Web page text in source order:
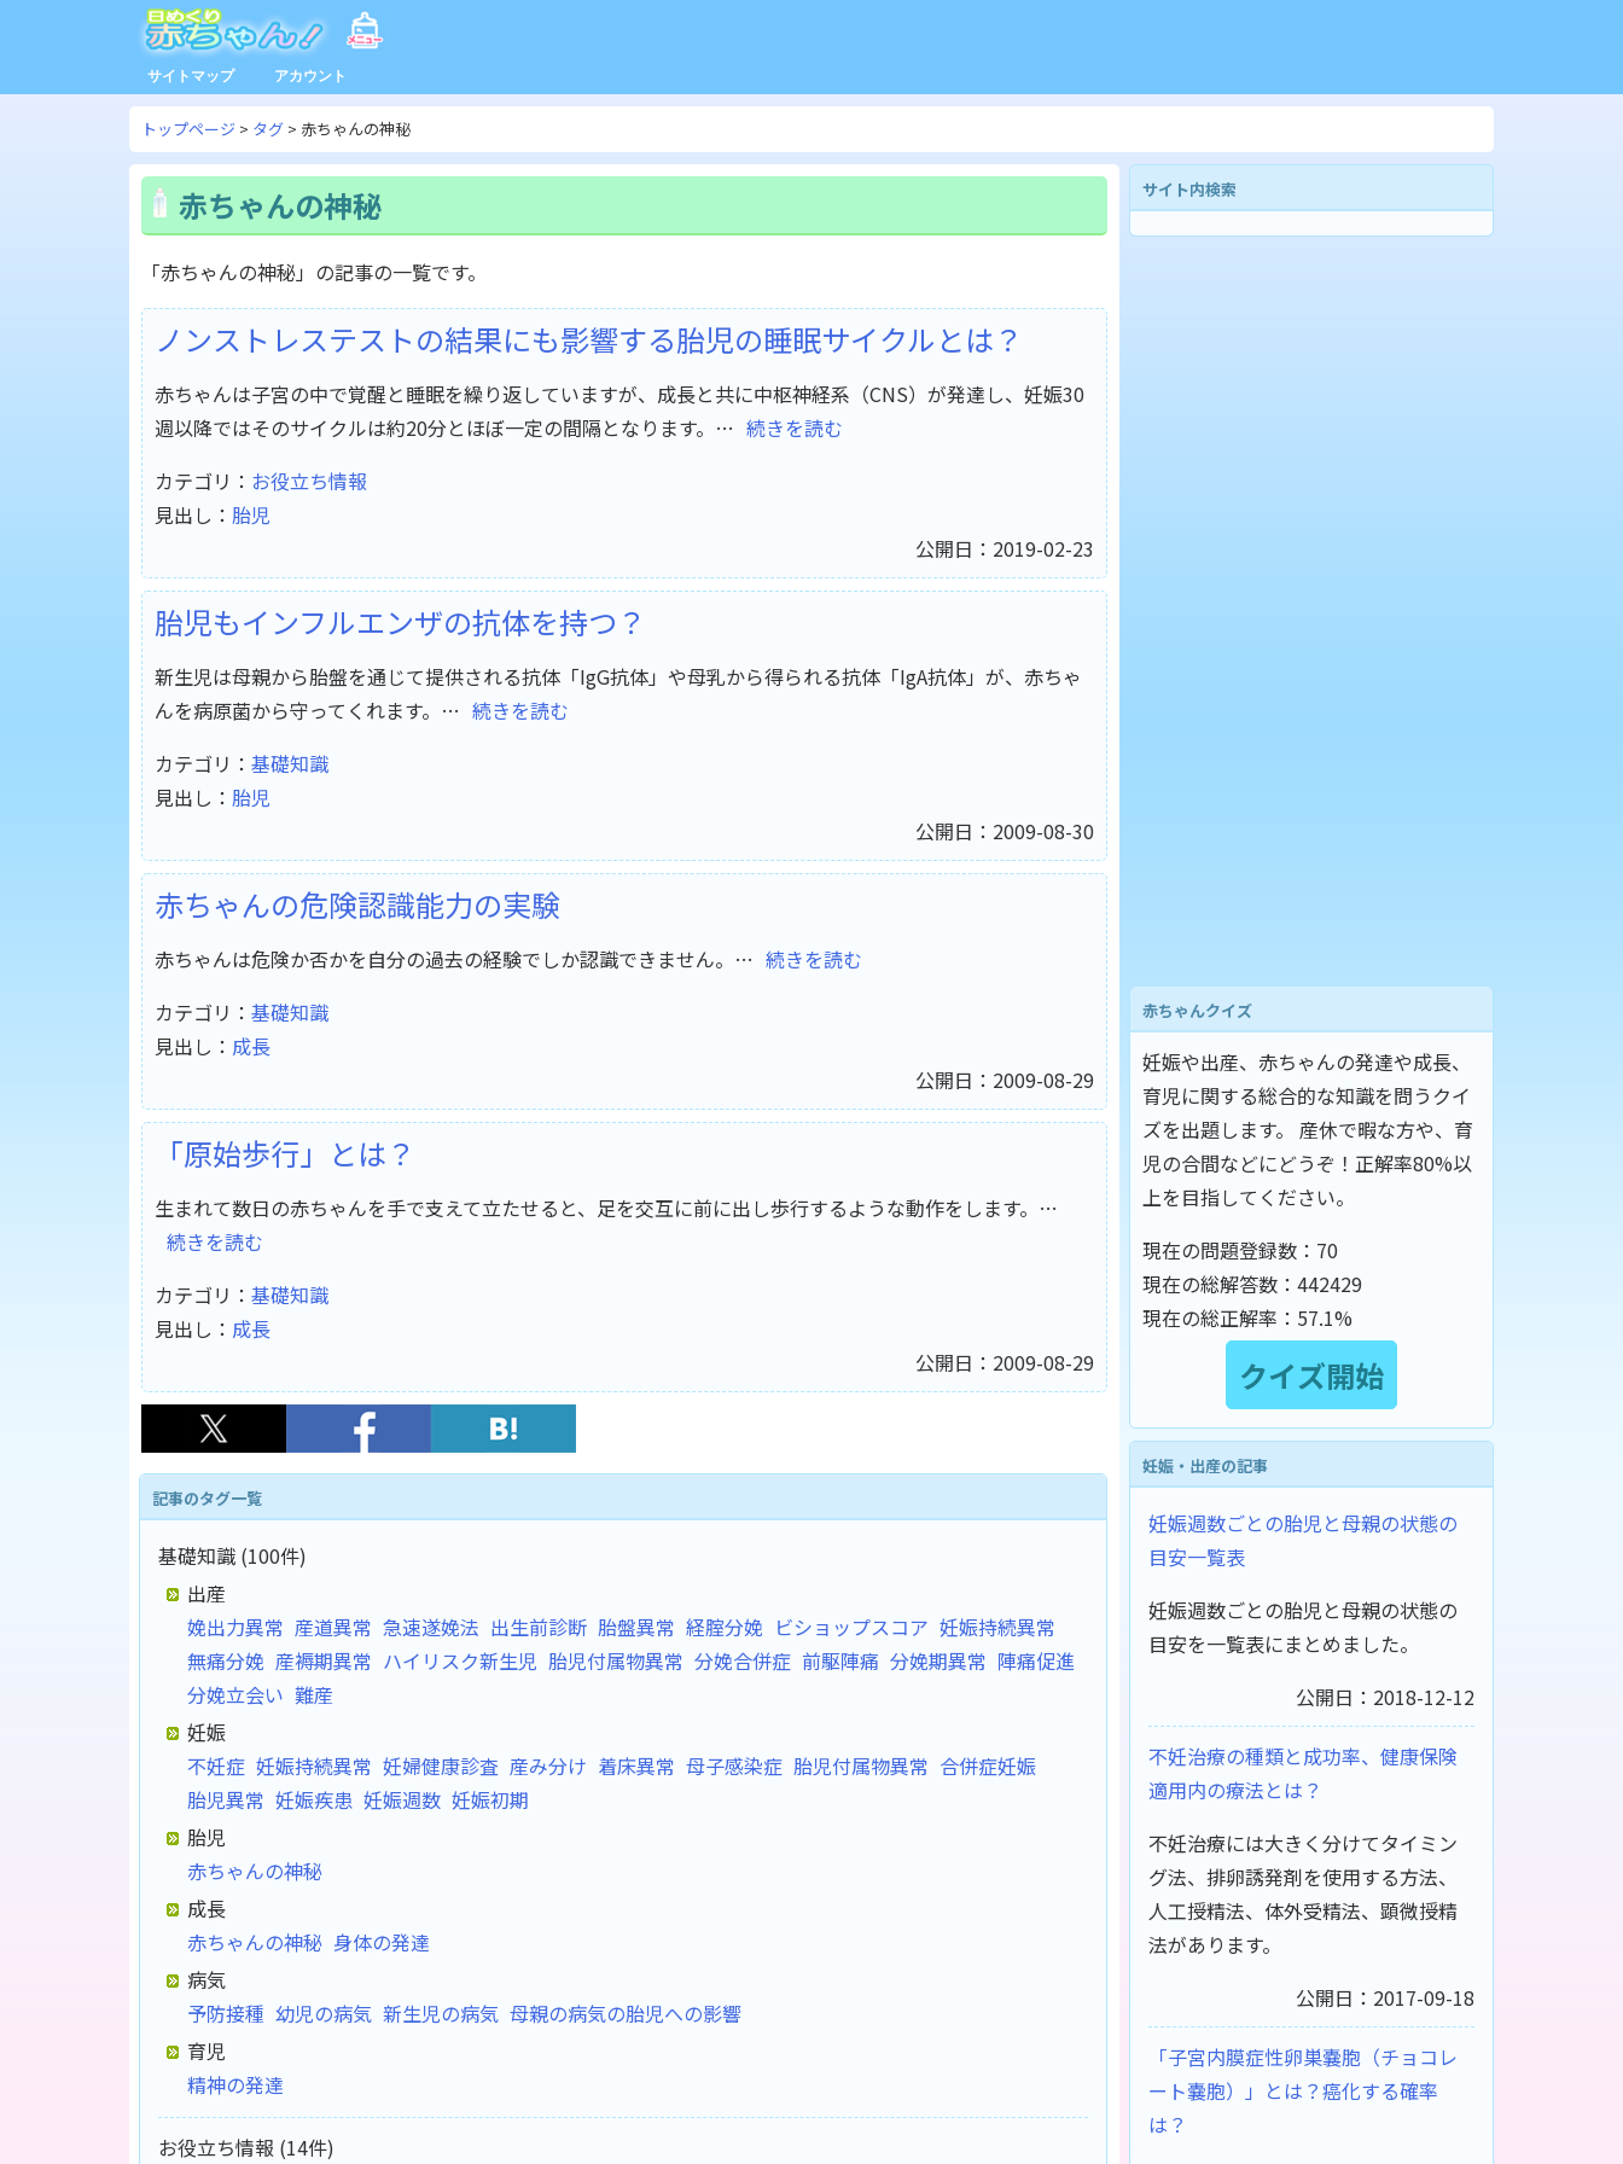
サイトマップ アカウント
トップページ タグ 赤ちゃんの神秘
赤ちゃんの神秘
「赤ちゃんの神秘」の記事の一覧です。
ノンストレステストの結果にも影響する胎児の睡眠サイクルとは？ ​
赤ちゃんは子宮の中で覚醒と睡眠を繰り返していますが、成長と共に中枢神経系（CNS）が発達し、妊娠30
週以降ではそのサイクルは約20分とほぼ一定の間隔となります。… 続きを読む
カテゴリ： お役立ち情報
見出し： 胎児
公開日：2019-02-23
胎児もインフルエンザの抗体を持つ？
新生児は母親から胎盤を通じて提供される抗体「IgG抗体」や母乳から得られる抗体「IgA抗体」が、赤ちゃ
んを病原菌から守ってくれます。… 続きを読む
カテゴリ： 基礎知識
見出し： 胎児
公開日：2009-08-30
赤ちゃんの危険認識能力の実験
赤ちゃんは危険か否かを自分の過去の経験でしか認識できません。… 続きを読む
カテゴリ： 基礎知識
見出し： 成長
公開日：2009-08-29
「原始歩行」とは？
生まれて数日の赤ちゃんを手で支えて立たせると、足を交互に前に出し歩行するような動作をします。…
続きを読む
カテゴリ： 基礎知識
見出し： 成長
公開日：2009-08-29
記事のタグ一覧
基礎知識 (100件)
出産
娩出力異常 産道異常 急速遂娩法 出生前診断 胎盤異常 経腟分娩 ビショップスコア 妊娠持続異常
無痛分娩 産褥期異常 ハイリスク新生児 胎児付属物異常 分娩合併症 前駆陣痛 分娩期異常 陣痛促進
分娩立会い 難産
妊娠
不妊症 妊娠持続異常 妊婦健康診査 産み分け 着床異常 母子感染症 胎児付属物異常 合併症妊娠
胎児異常 妊娠疾患 妊娠週数 妊娠初期
胎児
赤ちゃんの神秘
成長
赤ちゃんの神秘 身体の発達
病気
予防接種 幼児の病気 新生児の病気 母親の病気の胎児への影響
育児
精神の発達
お役立ち情報 (14件)
サイト内検索
赤ちゃんクイズ
妊娠や出産、赤ちゃんの発達や成長、
育児に関する総合的な知識を問うクイ
ズを出題します。 産休で暇な方や、育
児の合間などにどうぞ！正解率80%以
上を目指してください。
現在の問題登録数： 70
現在の総解答数： 442429
現在の総正解率： 57.1%
妊娠・出産の記事
妊娠週数ごとの胎児と母親の状態の
目安一覧表
妊娠週数ごとの胎児と母親の状態の
目安を一覧表にまとめました。
公開日：2018-12-12
不妊治療の種類と成功率、健康保険
適用内の療法とは？
不妊治療には大きく分けてタイミン
グ法、排卵誘発剤を使用する方法、
人工授精法、体外受精法、顕微授精
法があります。
公開日：2017-09-18
「子宮内膜症性卵巣嚢胞（チョコレ
ート嚢胞）」とは？癌化する確率
は？